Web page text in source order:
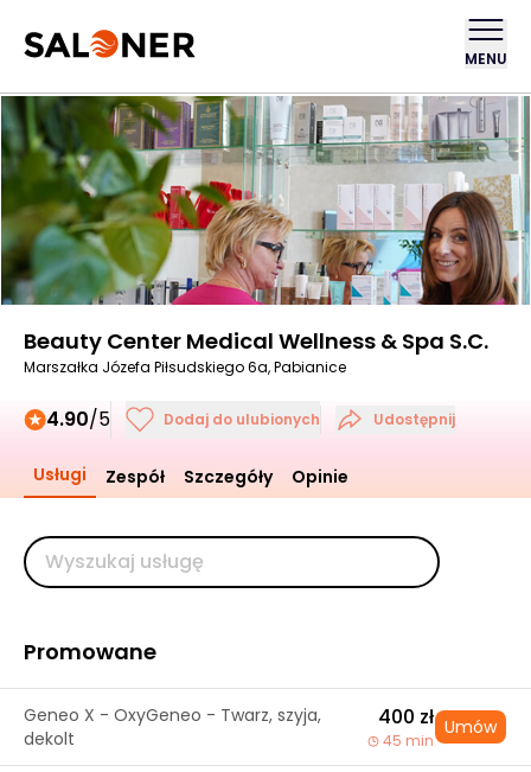
MENU
Beauty Center Medical Wellness & Spa S.C.
Marszałka Józefa Piłsudskiego 6a, Pabianice
4.90/5 Dodaj do ulubionych Udostępnij
Usługi Zespół Szczegóły Opinie
Promowane
Geneo X - OxyGeneo - Twarz, szyja,
dekolt
400 zł
45 min
Umów